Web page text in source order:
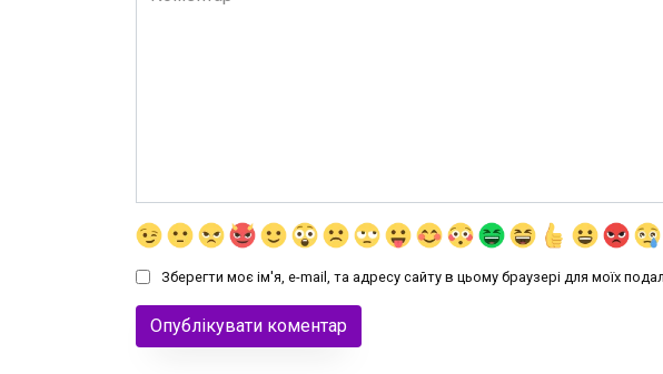
Зберегти моє ім'я, e-mail, та адресу сайту в цьому браузері для моїх